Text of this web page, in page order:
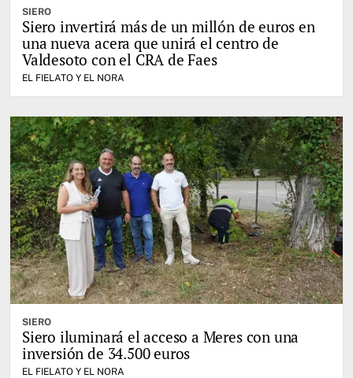
SIERO
Siero invertirá más de un millón de euros en
una nueva acera que unirá el centro de
Valdesoto con el CRA de Faes
EL FIELATO Y EL NORA
SIERO
Siero iluminará el acceso a Meres con una
inversión de 34.500 euros
EL FIELATO Y EL NORA